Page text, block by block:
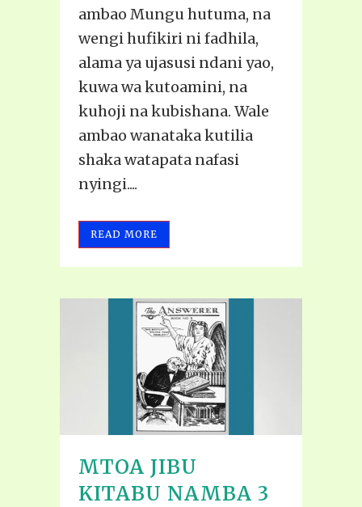
ambao Mungu hutuma, na
wengi hufikiri ni fadhila,
alama ya ujasusi ndani yao,
kuwa wa kutoamini, na
kuhoji na kubishana. Wale
ambao wanataka kutilia
shaka watapata nafasi
nyingi....
READ MORE
MTOA JIBU
KITABU NAMBA 3